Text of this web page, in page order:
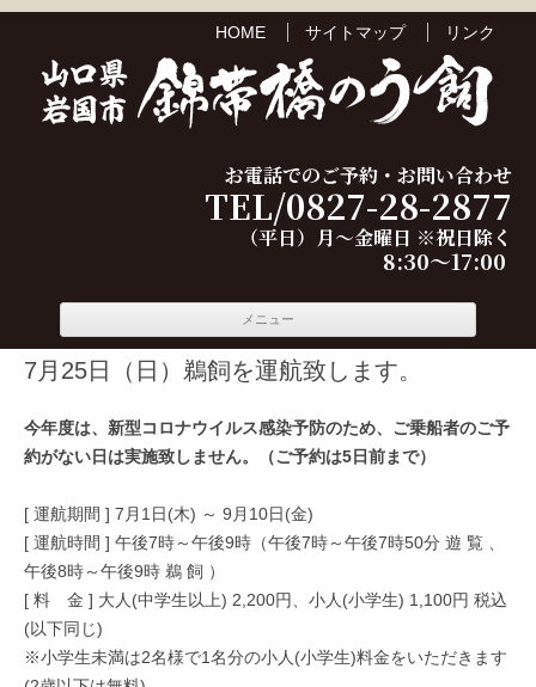
HOME サイトマップ リンク
お電話でのご予約・お問い合わせ
TEL/0827-28-2877
（平日）月～金曜日 ※祝日除く
8:30～17:00
メニュー
7月25日（日）鵜飼を運航致します。
今年度は、新型コロナウイルス感染予防のため、ご乗船者のご予
約がない日は実施致しません。（ご予約は5日前まで）
[ 運航期間 ] 7月1日(木) ～ 9月10日(金)
[ 運航時間 ] 午後7時～午後9時（午後7時～午後7時50分 遊 覧 、
午後8時～午後9時 鵜 飼 ）
[ 料 金 ] 大人(中学生以上) 2,200円、小人(小学生) 1,100円 税込
(以下同じ)
※小学生未満は2名様で1名分の小人(小学生)料金をいただきます